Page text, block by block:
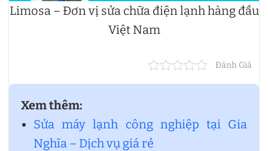
Limosa – Đơn vị sửa chữa điện lạnh hàng đầu
Việt Nam
Đánh Giá
Xem thêm:
Sửa máy lạnh công nghiệp tại Gia
Nghĩa – Dịch vụ giá rẻ